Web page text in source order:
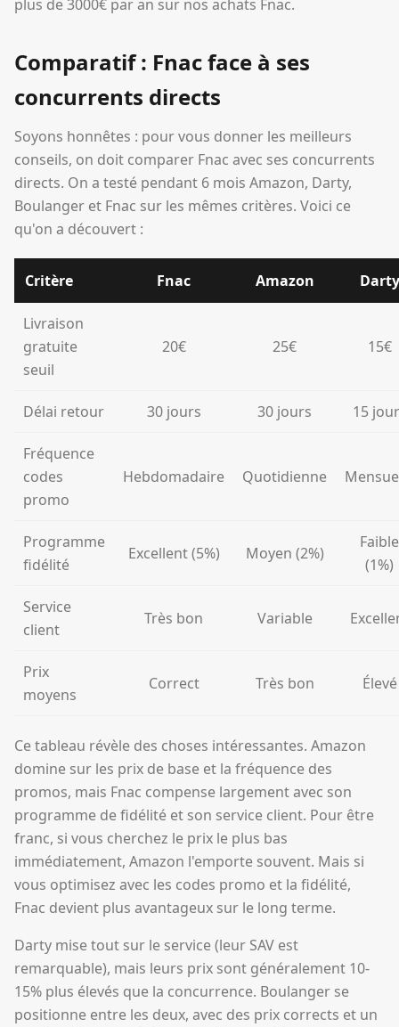
plus de 3000€ par an sur nos achats Fnac.
Comparatif : Fnac face à ses
concurrents directs
Soyons honnêtes : pour vous donner les meilleurs
conseils, on doit comparer Fnac avec ses concurrents
directs. On a testé pendant 6 mois Amazon, Darty,
Boulanger et Fnac sur les mêmes critères. Voici ce
qu'on a découvert :
Critère Fnac Amazon Darty
Livraison
gratuite
seuil
20€ 25€ 15€
Délai retour 30 jours 30 jours 15
Fréquence
codes
promo
Hebdomadaire Quotidienne
Programme
fidélité
Excellent (5%) Moyen (2%)
Faible
(1%)
Service
client
Très bon Variable
Prix
moyens
Correct Très bon Élevé
Ce tableau révèle des choses intéressantes. Amazon
domine sur les prix de base et la fréquence des
promos, mais Fnac compense largement avec son
programme de fidélité et son service client. Pour être
franc, si vous cherchez le prix le plus bas
immédiatement, Amazon l'emporte souvent. Mais si
vous optimisez avec les codes promo et la fidélité,
Fnac devient plus avantageux sur le long terme.
Darty mise tout sur le service (leur SAV est
remarquable), mais leurs prix sont généralement 10-
15% plus élevés que la concurrence. Boulanger se
positionne entre les deux, avec des prix corrects et un